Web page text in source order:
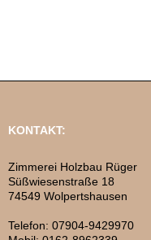
KONTAKT:
Zimmerei Holzbau Rüger
Süßwiesenstraße 18
74549 Wolpertshausen
Telefon: 07904-9429970